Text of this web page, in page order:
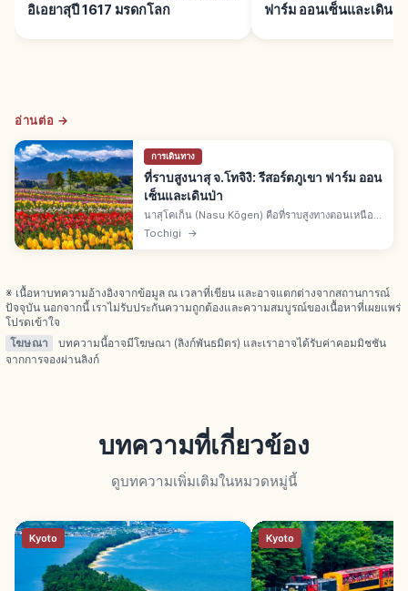
อิเอยาสุปี 1617 มรดกโลก
ฟาร์ม ออนเซ็นและเดินป่า
อ่านต่อ →
การเดินทาง
ที่ราบสูงนาสุ จ.โทจิงิ: รีสอร์ตภูเขา ฟาร์ม ออน
เซ็นและเดินป่า
นาสุโคเก็น (Nasu Kōgen) คือที่ราบสูงทางตอนเหนือ
ของ จ.โทจิงิ จากเขตมหานครโตเกียวสะดวก รีสอร์ต
เที่ยวได้ตลอด 4 ฤดู ทั้งออนเซ็น ฟาร์ม ศิลปะ อาหาร
Tochigi →
※ เนื้อหาบทความอ้างอิงจากข้อมูล ณ เวลาที่เขียน และอาจแตกต่างจากสถานการณ์
ปัจจุบัน นอกจากนี้ เราไม่รับประกันความถูกต้องและความสมบูรณ์ของเนื้อหาที่เผยแพร่
โปรดเข้าใจ
โฆษณา
บทความนี้อาจมีโฆษณา (ลิงก์พันธมิตร) และเราอาจได้รับค่าคอมมิชชัน
จากการจองผ่านลิงก์
บทความที่เกี่ยวข้อง
ดูบทความเพิ่มเติมในหมวดหมู่นี้
Kyoto Kyoto